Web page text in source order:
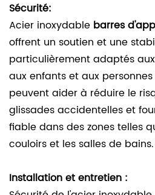
Sécurité:
Acier inoxydable barres
offrent un soutien et une
particulièrement adaptés
aux enfants et aux
peuvent aider à réduire le
glissades accidentelles et
fiable dans des zones telles
couloirs et les salles de bains.
Installation et entretien :